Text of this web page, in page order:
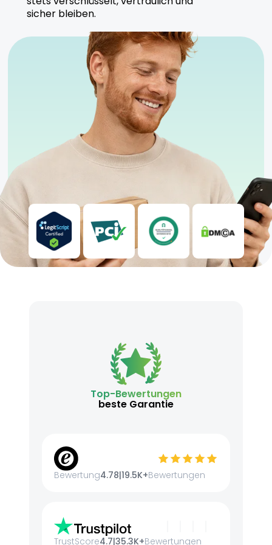
Sicherheitshinweise
Kühl und trocken lagern
Für Anfänger und moderate Nutzer geeignet
Anwendung unter ärztlicher Aufsicht empfohlen
sicher bleiben.
Top-Bewertungen
beste Garantie
Bewertung4.78|19.5K+Bewertungen
TrustScore4.7|35.3K+Bewertungen